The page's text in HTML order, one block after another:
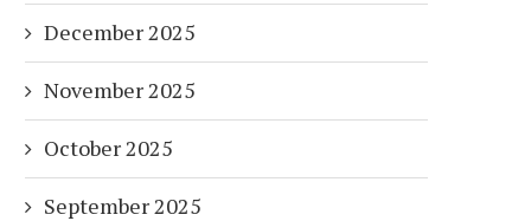
December 2025
November 2025
October 2025
September 2025